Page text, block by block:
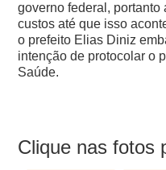
governo federal, portanto
custos até que isso
o prefeito Elias Diniz
intenção de protocolar o
Saúde.
Clique nas fotos